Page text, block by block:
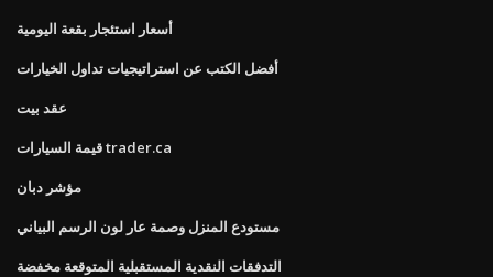
أسعار استئجار بقعة اليومية
أفضل الكتب عن استراتيجيات تداول الخيارات
عقد بيت
قيمة السيارات trader.ca
مؤشر دبان
مستودع المنزل وصمة عار لون الرسم البياني
التدفقات النقدية المستقبلية المتوقعة مخفضة